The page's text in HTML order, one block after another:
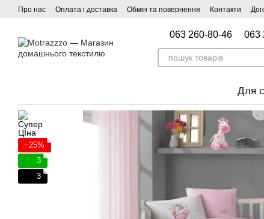
Перейти до основного контенту
Про нас Оплата і доставка Обмін та повернення Контакти
063 260-80-46 063
Для
−25%
3
3